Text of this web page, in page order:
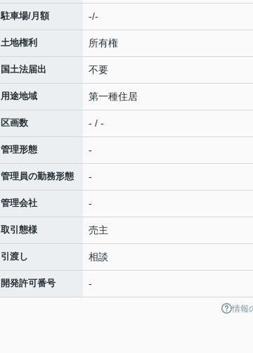
駐車場/月額 -/-
土地権利 所有権
国土法届出 不要
用途地域 第一種住居
区画数 - / -
管理形態 -
管理員の勤務形態 -
管理会社 -
取引態様 売主
引渡し 相談
開発許可番号 -
情報